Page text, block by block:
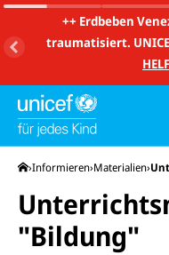
++ Erdbeben
traumatisiert.
Startseite
Informieren Materialien
"Bildung"